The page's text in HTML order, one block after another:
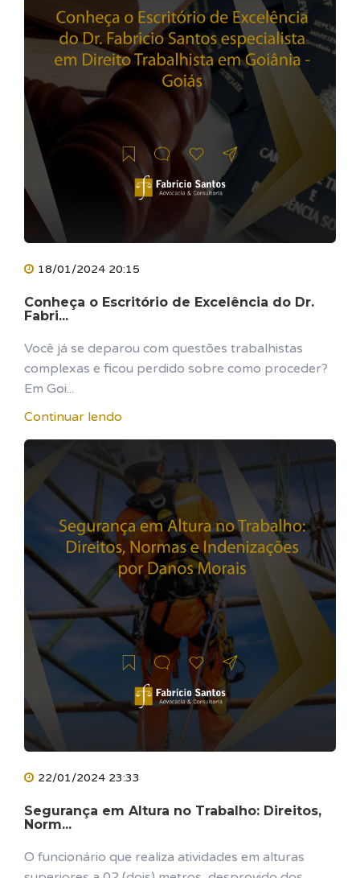
18/01/2024 20:15
Conheça o Escritório de Excelência do Dr.
Fabri...
Você já se deparou com questões trabalhistas
complexas e ficou perdido sobre como proceder?
Em Goi...
Continuar lendo
22/01/2024 23:33
Segurança em Altura no Trabalho: Direitos,
Norm...
O funcionário que realiza atividades em alturas